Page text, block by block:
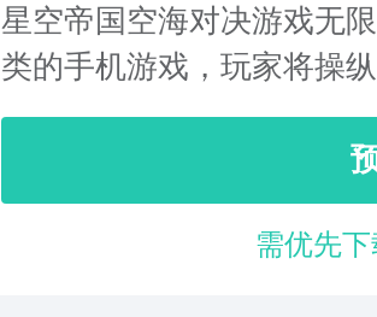
星空帝国空海对决游戏无
类的手机游戏，玩家将操
需优先下